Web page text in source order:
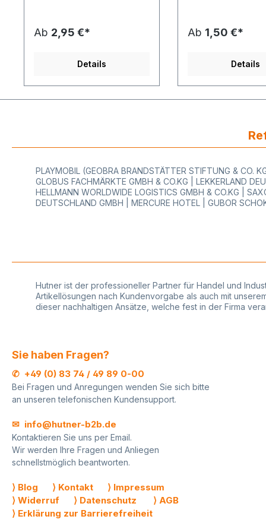
im Konfigurator seitlich nach
Produktspezifikation:
Etikettengröße/Farbe: 29 x
nach Wahl Klebestärke:
Karton Passend für Gerät:
Meto 729, Meto 1929, Meto
3028, Meto 3329, Meto 3529,
Meto NM3, Blitz T001, Blitz
T002, Blitz T007, Blitz T011,
T177, Blitz T222, Blitz T227,
TM17 Maxi, TM27 Maxi,
Contact 6.29 (29x28),
Contact 12.29, Contact 16.29,
Contact 20.29, Open TM07,
eine Etikettenrolle der
Preisetiketten mit 1-farbigem
Druck. Ihre Vorteile beim
Kauf von individuellen
Etiketten im Volumen-Druck
uns nur Qualitätsetiketten aus
hochwertigen Rohstoffen Ihr
Wunschtext oder Ihr Logo
individuell in Farbe und
Designs auf Ihren
der
Klebestärke unverkennbar
mit Wiedererkennungswert
und Stil Bei Nachbestellung
Ab 2,95 €*
Details
bei der Planung Ihrer
ngröße/Farbe: 29 x
ablösbar,
- bestellbar ab 6
Meto 3028, Meto
3529, Meto NM3 -
Blitz T002, Blitz
T011, - Blitz T012,
Blitz T022, Blitz
TM07 Maxi, TM17
(29x28), Contact
Contact 16.29,
- Open TM07,
Preisetiketten.Ihre
Etiketten bei
kaufen bei uns nur
Ab 1,50 €*
Details
PLAYMOBIL (GEOBRA BRANDSTÄTTER STIFTUNG & CO.
GLOBUS FACHMÄRKTE GMBH & CO.KG | LEKKERLAND
HELLMANN WORLDWIDE LOGISTICS GMBH & CO.KG |
DEUTSCHLAND GMBH | MERCURE HOTEL | GUBOR
Hutner ist der professioneller Partner für Handel und
Artikellösungen nach Kundenvorgabe als auch mit
dieser nachhaltigen Ansätze, welche fest in der Firma
Sie haben Fragen?
✆ +49 (0) 83 74 / 49 89 0-00
Bei Fragen und Anregungen wenden Sie sich bitte
an unseren telefonischen Kundensupport.
✉ info@hutner-b2b.de
Kontaktieren Sie uns per Email.
Wir werden Ihre Fragen und Anliegen
schnellstmöglich beantworten.
⟩ Blog ⟩ Kontakt
⟩ Impressum
⟩ Widerruf
⟩ Datenschutz
⟩ AGB
⟩ Erklärung zur Barrierefreiheit